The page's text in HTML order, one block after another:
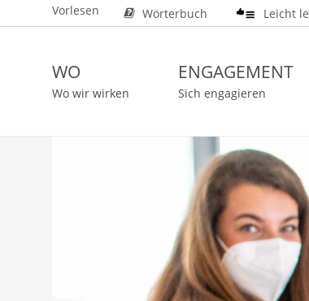
Vorlesen Wörterbuch Leicht
WO
Wo wir wirken
ENGAGEMENT
Sich engagieren